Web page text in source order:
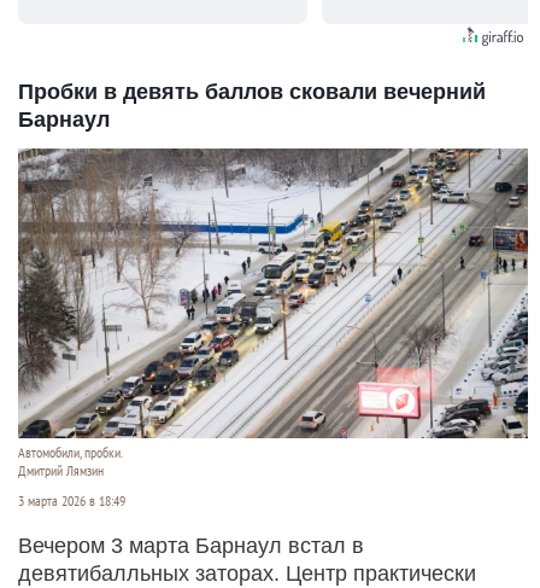
Пробки в девять баллов сковали вечерний
Барнаул
Автомобили, пробки.
Дмитрий Лямзин
3 марта 2026 в 18:49
Вечером 3 марта Барнаул встал в
девятибалльных заторах. Центр практически